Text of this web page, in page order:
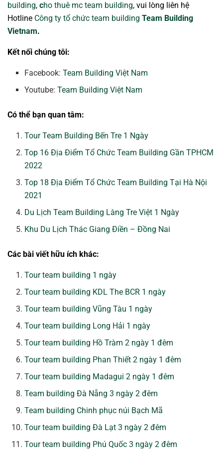
building, cho thuê mc team building, vui lòng liên hệ
Hotline Công ty tổ chức team building Team Building
Vietnam.
Kết nối chúng tôi:
Facebook:Team Building Việt Nam
Youtube:Team Building Việt Nam
Có thể bạn quan tâm:
Tour Team Building Bến Tre 1 Ngày
Top 16 Địa Điểm Tổ Chức Team Building Gần TPHCM
2022
Top 18 Địa Điểm Tổ Chức Team Building Tại Hà Nội
2021
Du Lịch Team Building Làng Tre Việt 1 Ngày
Khu Du Lịch Thác Giang Điền – Đồng Nai
Các bài viết hữu ích khác:
Tour team building 1 ngày
Tour team building KDL The BCR 1 ngày
Tour team building Vũng Tàu 1 ngày
Tour team building Long Hải 1 ngày
Tour team building Hồ Tràm 2 ngày 1 đêm
Tour team building Phan Thiết 2 ngày 1 đêm
Tour team building Madagui 2 ngày 1 đêm
Team building Đà Nẵng 3 ngày 2 đêm
Team building Chinh phục núi Bạch Mã
Tour team building Đà Lạt 3 ngày 2 đêm
Tour team building Phú Quốc 3 ngày 2 đêm